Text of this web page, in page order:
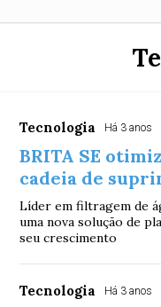
Tecnologia Há 3 anos
BRITA SE
cadeia de
Líder em filtragem de
uma nova solução de
seu crescimento
Tecnologia Há 3 anos